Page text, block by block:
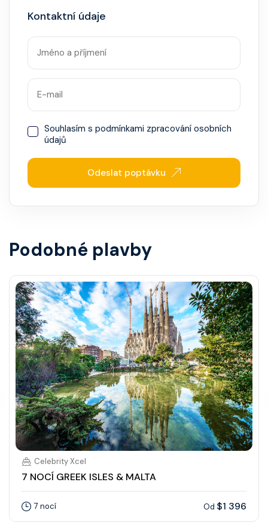
Kontaktní údaje
Souhlasím s podmínkami zpracování osobních
údajů
Odeslat poptávku
Podobné plavby
Celebrity Xcel
7 NOCÍ GREEK ISLES & MALTA
7 nocí Od $1 396